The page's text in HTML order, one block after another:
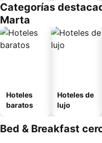
o
Categorías
Marta
Hoteles
baratos
Hoteles de
lujo
Bed & Breakfast